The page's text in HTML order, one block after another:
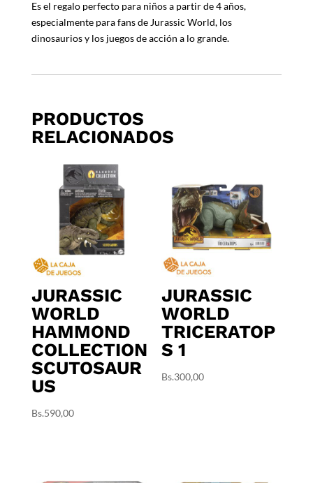
Es el regalo perfecto para niños a partir de 4 años,
especialmente para fans de Jurassic World, los
dinosaurios y los juegos de acción a lo grande.
PRODUCTOS
RELACIONADOS
JURASSIC
WORLD
HAMMOND
COLLECTION
SCUTOSAUR
US
Bs.590,00
JURASSIC
WORLD
TRICERATOP
S 1
Bs.300,00